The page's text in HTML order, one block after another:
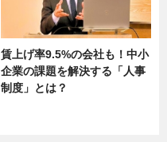
賃上げ率9.5%の会社も！中小
企業の課題を解決する「人事
制度」とは？